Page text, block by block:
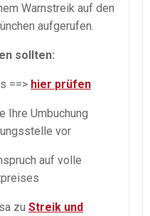
Warnstreik auf den
aufgerufen.
sollten:
==> hier prüfen
Ihre Umbuchung
vor
auf volle
zu Streik und